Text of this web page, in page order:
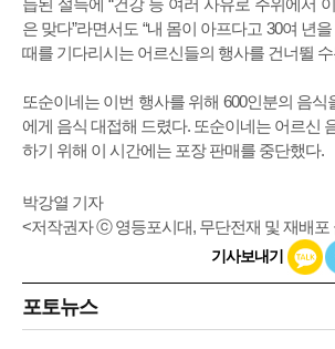
듭된 설득에 “건강 등 여러 사유로 주위에서
은 맞다”라면서도 “내 몸이 아프다고 30여 년
때를 기다리시는 어르신들의 행사를 건너뛸
또순이네는 이번 행사를 위해 600인분의 음식
에게 음식 대접해 드렸다. 또순이네는 어르신
하기 위해 이 시간에는 포장 판매를 중단했다.
박강열 기자
<저작권자 ⓒ 영등포시대, 무단전재 및 재배포
기사보내기
포토뉴스